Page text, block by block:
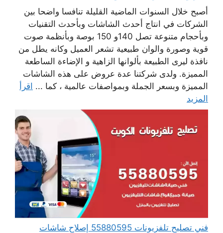
أصبح خلال السنوات الماضية القليلة تنافسا واضحا بين
الشركات في انتاج أحدث الشاشات وبأحدث التقنيات
وبأحجام متنوعة تصل 140و 150 بوصة وبأنظمة صوت
قوية وصورة والوان طبيعية تشعر العميل وكانه يطل من
نافذة ليرى الطبيعة بألوانها الزاهية و الإضاءة الساطعة
المميزة. ولدى شركتنا عدة عروض على هذه الشاشات
المميزة وبسعر الجملة وبمواصفات عالمية ، كما ... اقرأ
المزيد
فني تصليح تلفزيونات 55880595 إصلاح شاشات